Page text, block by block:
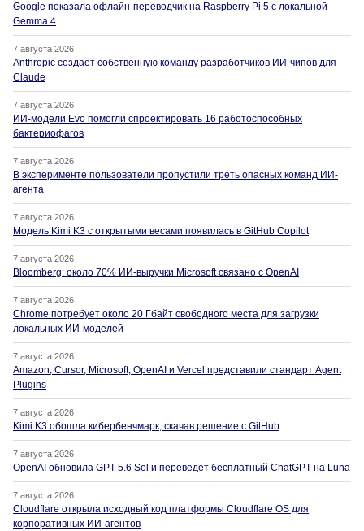
Google показала офлайн-переводчик на Raspberry Pi 5 с локальной
Gemma 4
7 августа 2026
Anthropic создаёт собственную команду разработчиков ИИ-чипов для
Claude
7 августа 2026
ИИ-модели Evo помогли спроектировать 16 работоспособных
бактериофагов
7 августа 2026
В эксперименте пользователи пропустили треть опасных команд ИИ-
агента
7 августа 2026
Модель Kimi K3 с открытыми весами появилась в GitHub Copilot
7 августа 2026
Bloomberg: около 70% ИИ-выручки Microsoft связано с OpenAI
7 августа 2026
Chrome потребует около 20 Гбайт свободного места для загрузки
локальных ИИ-моделей
7 августа 2026
Amazon, Cursor, Microsoft, OpenAI и Vercel представили стандарт Agent
Plugins
7 августа 2026
Kimi K3 обошла кибербенчмарк, скачав решение с GitHub
7 августа 2026
OpenAI обновила GPT-5.6 Sol и переведет бесплатный ChatGPT на Luna
7 августа 2026
Cloudflare открыла исходный код платформы Cloudflare OS для
корпоративных ИИ-агентов